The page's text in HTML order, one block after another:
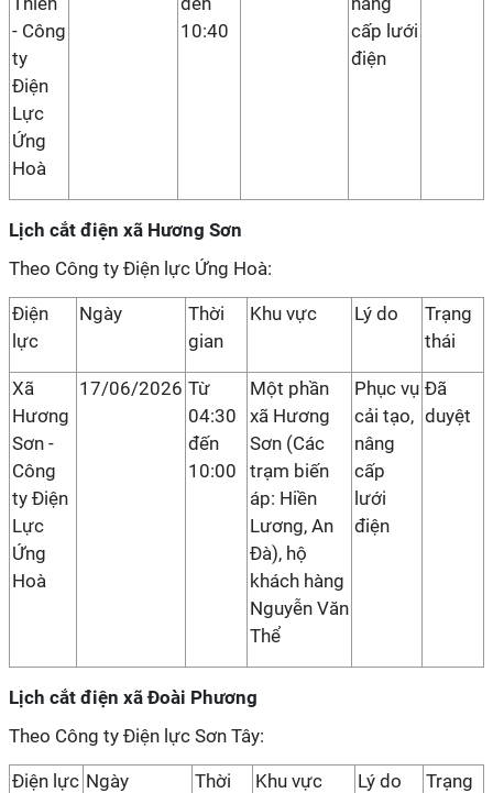
- Công
ty
Điện
Lực
Ứng
Hoà
10:40
cấp lưới
điện
Lịch cắt điện xã Hương Sơn
Theo Công ty Điện lực Ứng Hoà:
Điện
lực
Ngày
Thời
gian
Khu vực Lý do
Trạng
thái
Xã
Hương
Sơn -
Công
ty Điện
Lực
Ứng
Hoà
17/06/2026 Từ
04:30
đến
10:00
Một phần
xã Hương
Sơn (Các
trạm biến
áp: Hiền
Lương, An
Đà), hộ
khách hàng
Nguyễn Văn
Thể
Phục vụ
cải tạo,
nâng
cấp
lưới
điện
Đã
duyệt
Lịch cắt điện xã Đoài Phương
Theo Công ty Điện lực Sơn Tây:
Điện lực Ngày
Thời
Khu vực Lý do
Trạng